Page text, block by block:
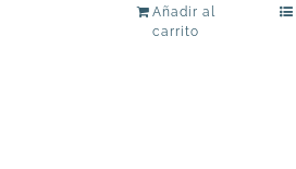
Añadir al
carrito